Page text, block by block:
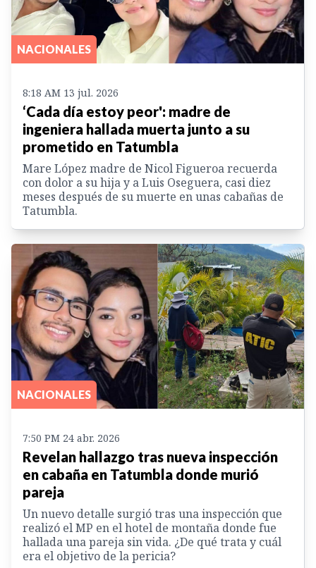
NACIONALES
8:18 AM 13 jul. 2026
‘Cada día estoy peor': madre de
ingeniera hallada muerta junto a su
prometido en Tatumbla
Mare López madre de Nicol Figueroa recuerda
con dolor a su hija y a Luis Oseguera, casi diez
meses después de su muerte en unas cabañas de
Tatumbla.
NACIONALES
7:50 PM 24 abr. 2026
Revelan hallazgo tras nueva inspección
en cabaña en Tatumbla donde murió
pareja
Un nuevo detalle surgió tras una inspección que
realizó el MP en el hotel de montaña donde fue
hallada una pareja sin vida. ¿De qué trata y cuál
era el objetivo de la pericia?